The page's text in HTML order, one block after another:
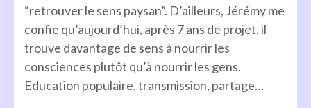
“retrouver le sens paysan”. D’ailleurs, Jérémy me
confie qu’aujourd’hui, après 7 ans de projet, il
trouve davantage de sens à nourrir les
consciences plutôt qu’à nourrir les gens.
Education populaire, transmission, partage…